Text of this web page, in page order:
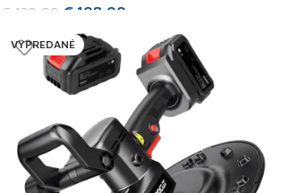
€ 120,00 €108,00
Pridať do košíka
VYPREDANÉ